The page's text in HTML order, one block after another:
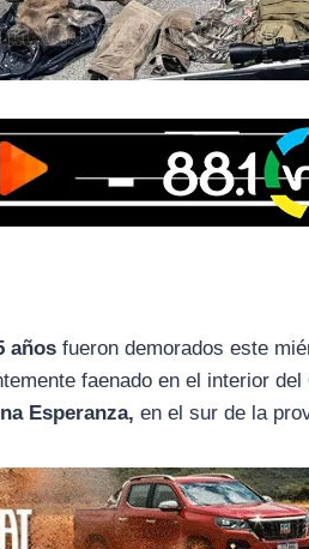
añosfueron demorados este
faenado en el interior del
Esperanza,en el sur de la